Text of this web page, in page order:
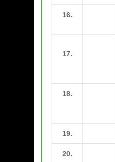
16.
17.
18.
19.
20.